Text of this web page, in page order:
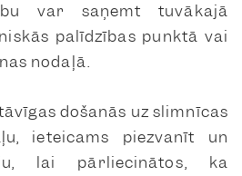
var saņemt tuvākajā
palīdzības punktā vai
nodaļā.
došanās uz slimnīcas
ieteicams piezvanīt un
lai pārliecinātos, ka